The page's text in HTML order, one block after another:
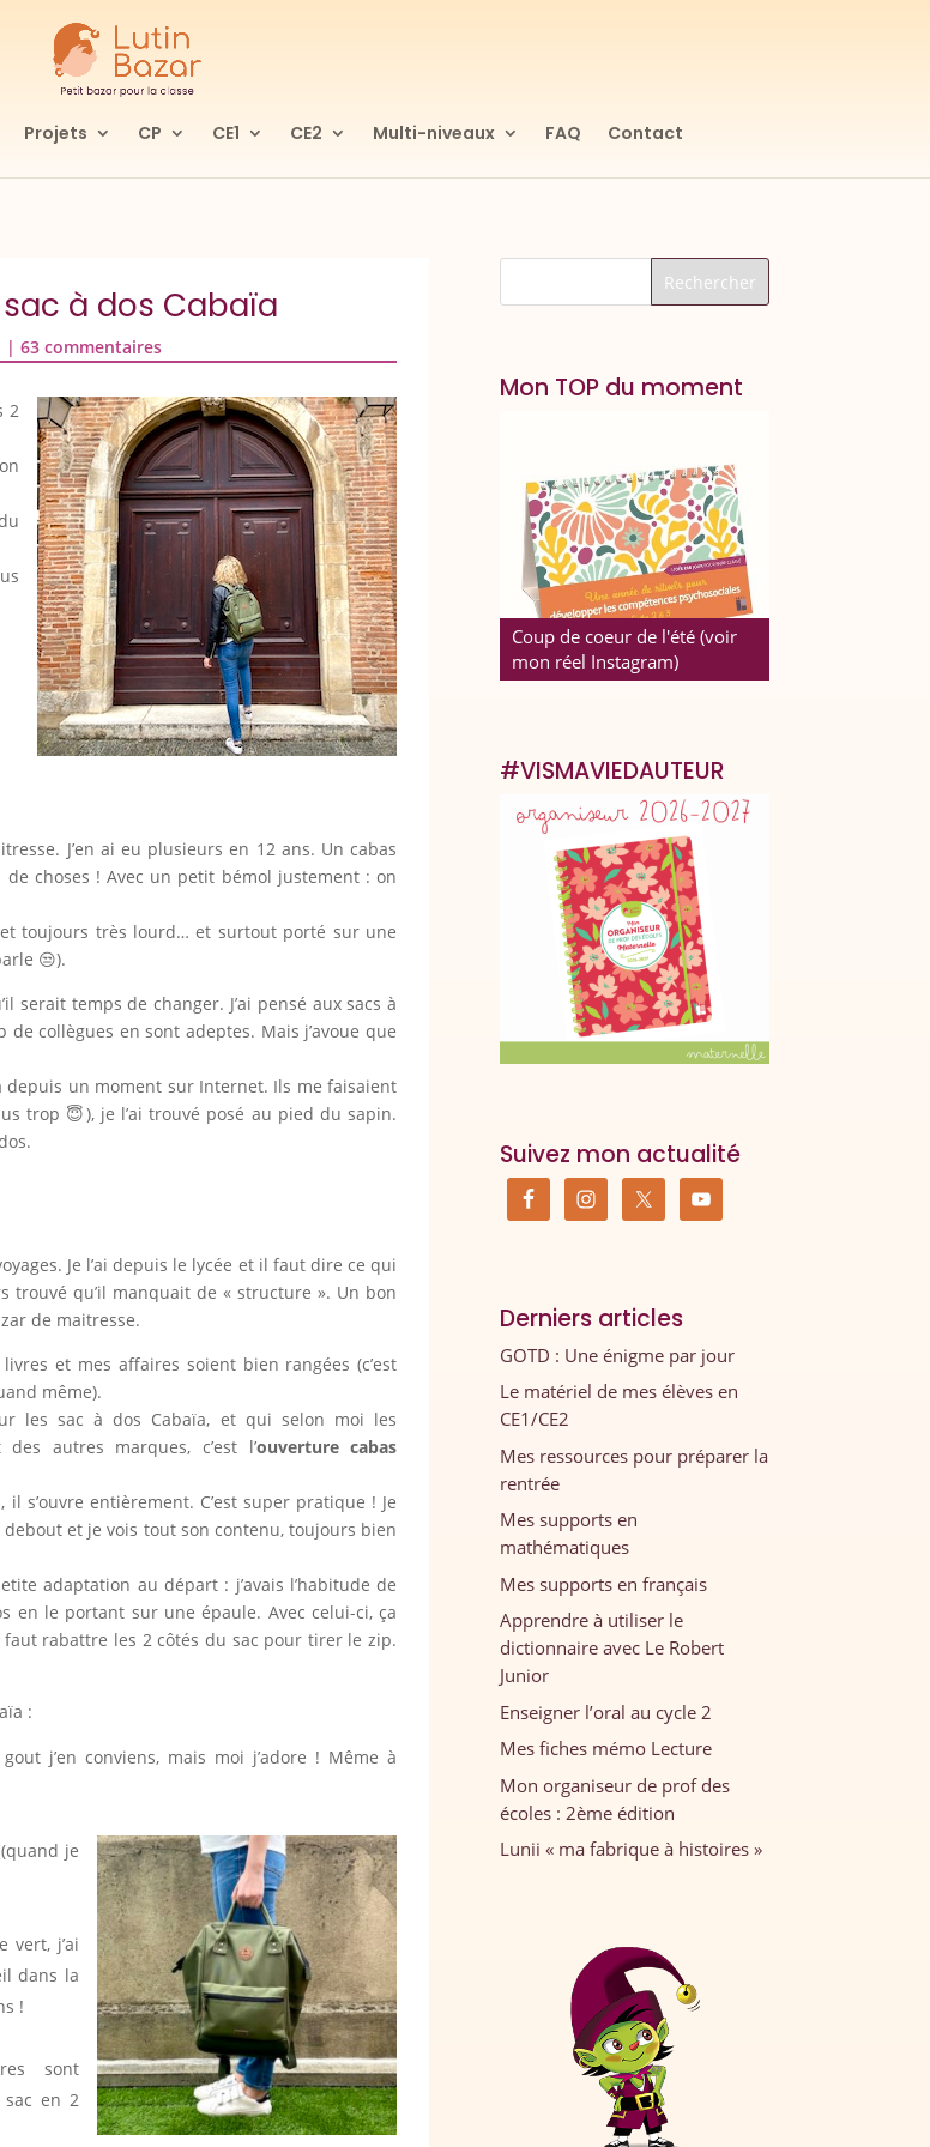
Projets CP CE1 CE2 Multi-niveaux FAQ Contact
à dos Cabaïa
|63 commentaires
2
J’en ai eu plusieurs en 12 ans. Un cabas
choses ! Avec un petit bémol justement : on
toujours très lourd… et surtout porté sur une
😒).
serait temps de changer. J’ai pensé aux sacs à
collègues en sont adeptes. Mais j’avoue que
depuis un moment sur Internet. Ils me faisaient
trop 😇), je l’ai trouvé posé au pied du sapin.
Je l’ai depuis le lycée et il faut dire ce qui
trouvé qu’il manquait de « structure ». Un bon
de maitresse.
livres et mes affaires soient bien rangées (c’est
même).
les sac à dos Cabaïa, et qui selon moi les
autres marques, c’est l’ouverture cabas
il s’ouvre entièrement. C’est super pratique ! Je
et je vois tout son contenu, toujours bien
adaptation au départ : j’avais l’habitude de
en le portant sur une épaule. Avec celui-ci, ça
rabattre les 2 côtés du sac pour tirer le zip.
:
j’en conviens, mais moi j’adore ! Même à
je
vert, j’ai
dans la
!
sont
en 2
Mon TOP du moment
Coup de coeur de l'été (voir
mon réel Instagram)
#VISMAVIEDAUTEUR
Suivez mon actualité
Derniers articles
GOTD : Une énigme par jour
Le matériel de mes élèves en
CE1/CE2
Mes ressources pour préparer la
rentrée
Mes supports en
mathématiques
Mes supports en français
Apprendre à utiliser le
dictionnaire avec Le Robert
Junior
Enseigner l’oral au cycle 2
Mes fiches mémo Lecture
Mon organiseur de prof des
écoles : 2ème édition
Lunii « ma fabrique à histoires »